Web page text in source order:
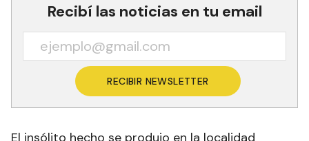
Recibí las noticias en tu email
RECIBIR NEWSLETTER
El insólito hecho se produjo en la localidad